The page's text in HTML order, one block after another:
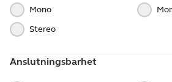
Mono
Stereo
Anslutningsbarhet